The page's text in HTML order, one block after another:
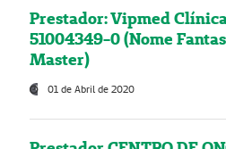
Prestador: Vipmed
51004349-0 (Nome
Master)
01 de Abril de 2020